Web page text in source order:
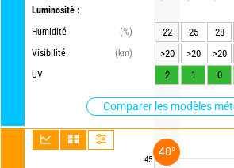
Luminosité :
Humidité
(%)
Visibilité
(km)
UV
Comparer les modèles
45
22 25 28
>20
>20 >20
2
1 0
40°